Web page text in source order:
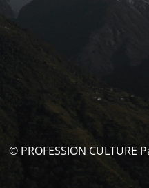
© PROFESSION